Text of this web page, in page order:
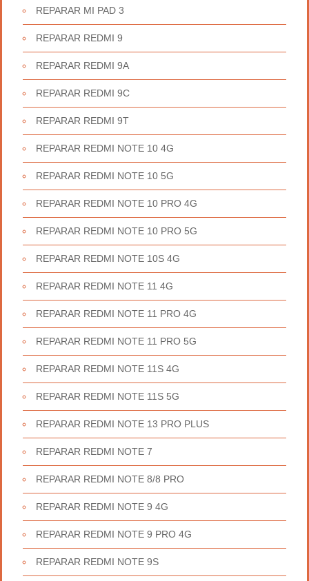
REPARAR MI PAD 3
REPARAR REDMI 9
REPARAR REDMI 9A
REPARAR REDMI 9C
REPARAR REDMI 9T
REPARAR REDMI NOTE 10 4G
REPARAR REDMI NOTE 10 5G
REPARAR REDMI NOTE 10 PRO 4G
REPARAR REDMI NOTE 10 PRO 5G
REPARAR REDMI NOTE 10S 4G
REPARAR REDMI NOTE 11 4G
REPARAR REDMI NOTE 11 PRO 4G
REPARAR REDMI NOTE 11 PRO 5G
REPARAR REDMI NOTE 11S 4G
REPARAR REDMI NOTE 11S 5G
REPARAR REDMI NOTE 13 PRO PLUS
REPARAR REDMI NOTE 7
REPARAR REDMI NOTE 8/8 PRO
REPARAR REDMI NOTE 9 4G
REPARAR REDMI NOTE 9 PRO 4G
REPARAR REDMI NOTE 9S